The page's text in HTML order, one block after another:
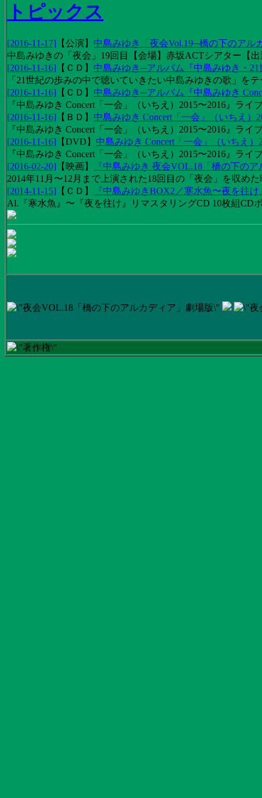
トピックス
[2016-11-17] 【公演】 中島みゆき「夜会Vol.19─橋の下のアル
中島みゆきの「夜会」19回目【会場】赤坂ACTシアター【
[2016-11-16] 【 ＣＤ 】 中島みゆき─アルバム『中島みゆき・
「21世紀の歩みの中で聴いていきたい中島みゆきの歌」を
[2016-11-16] 【 ＣＤ 】 中島みゆき─アルバム『中島みゆき
『中島みゆき Concert「一会」（いちえ）2015〜2016』ラ
[2016-11-16] 【 ＢＤ 】 中島みゆき Concert「一会」（いちえ）
『中島みゆき Concert「一会」（いちえ）2015〜2016』ラ
[2016-11-16] 【DVD 】 中島みゆき Concert「一会」（いちえ）
『中島みゆき Concert「一会」（いちえ）2015〜2016』ラ
[2016-02-20] 【 映画】
『中島みゆき 夜会VOL.18「橋の下の
2014年11月〜12月まで上演された18回目の「夜会」を収め
[2014-11-15] 【 ＣＤ 】
『中島みゆきBOX2／寒水魚〜夜を往
Al.『寒水魚』〜『夜を往け』リマスタリングCD 10枚組CD